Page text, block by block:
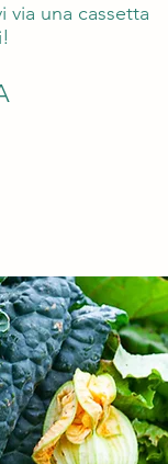
via una cassetta